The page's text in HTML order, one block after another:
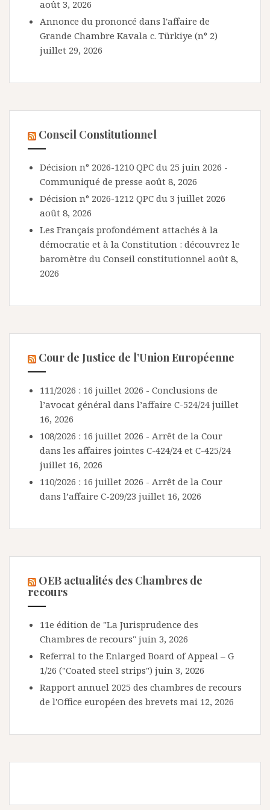
août 3, 2026
Annonce du prononcé dans l'affaire de
Grande Chambre Kavala c. Türkiye (n° 2)
juillet 29, 2026
Conseil Constitutionnel
Décision n° 2026-1210 QPC du 25 juin 2026 -
Communiqué de presse août 8, 2026
Décision n° 2026-1212 QPC du 3 juillet 2026
août 8, 2026
Les Français profondément attachés à la
démocratie et à la Constitution : découvrez le
baromètre du Conseil constitutionnel août 8,
2026
Cour de Justice de l’Union Européenne
111/2026 : 16 juillet 2026 - Conclusions de
l’avocat général dans l’affaire C-524/24 juillet
16, 2026
108/2026 : 16 juillet 2026 - Arrêt de la Cour
dans les affaires jointes C-424/24 et C-425/24
juillet 16, 2026
110/2026 : 16 juillet 2026 - Arrêt de la Cour
dans l’affaire C-209/23 juillet 16, 2026
OEB actualités des Chambres de
recours
11e édition de "La Jurisprudence des
Chambres de recours" juin 3, 2026
Referral to the Enlarged Board of Appeal – G
1/26 ("Coated steel strips") juin 3, 2026
Rapport annuel 2025 des chambres de recours
de l'Office européen des brevets mai 12, 2026